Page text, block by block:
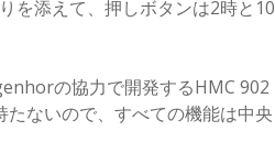
を添えて、押しボタンは2時と10
の協力で開発するHMC 902
ないので、すべての機能は中央